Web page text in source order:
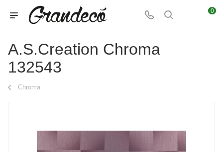
0
A.S.Creation Chroma
132543
Chroma